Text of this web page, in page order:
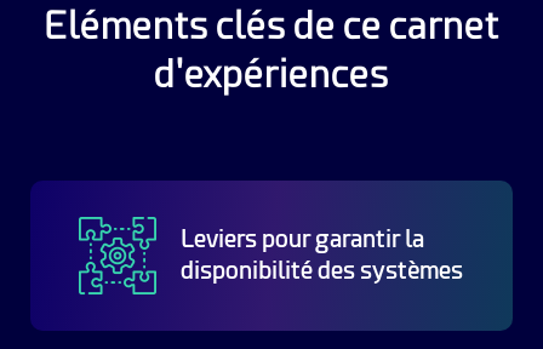
Eléments clés de ce carnet
d'expériences
Leviers pour garantir la
disponibilité des systèmes